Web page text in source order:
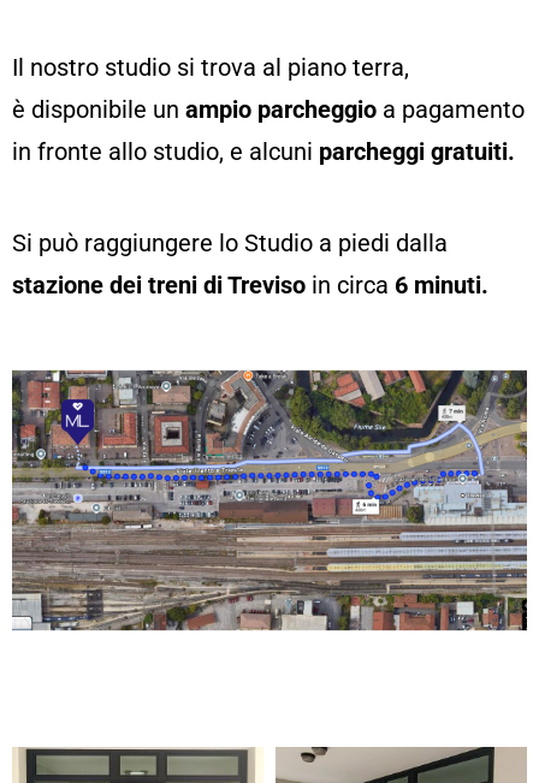
Il nostro studio si trova al piano terra,
è disponibile un ampio parcheggio a pagamento
in fronte allo studio, e alcuni parcheggi gratuiti.
Si può raggiungere lo Studio a piedi dalla
stazione dei treni di Treviso in circa 6 minuti.